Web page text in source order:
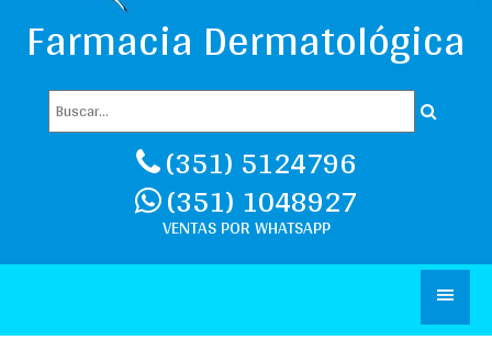
Farmacia Dermatológica
(351) 5124796
(351) 1048927